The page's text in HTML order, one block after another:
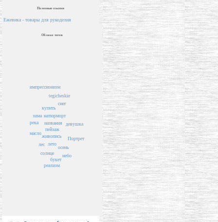
Полезные ссылки
Ежевика - товары для рукоделия
Облако тегов
пейзаж
названия
живопись
лето
натюрморт
купить
солнце
лес
зима
осень
букет
масло
река
снег
tegicheskie
реализм
небо
импрессионизм
Портрет
девушка